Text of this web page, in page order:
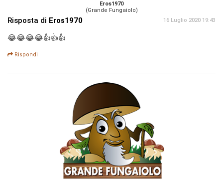
Eros1970
(Grande Fungaiolo)
Risposta di Eros1970 16 Luglio 2020 19:43
😂😂😂😂👍👍👍
Rispondi